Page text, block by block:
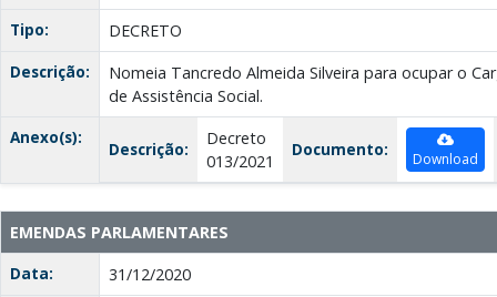
Tipo:
DECRETO
Descrição:
Nomeia Tancredo Almeida Silveira para ocupar o
de Assistência Social.
Anexo(s):
Descrição:
Decreto
013/2021
Documento: Download
EMENDAS PARLAMENTARES
Data:
31/12/2020